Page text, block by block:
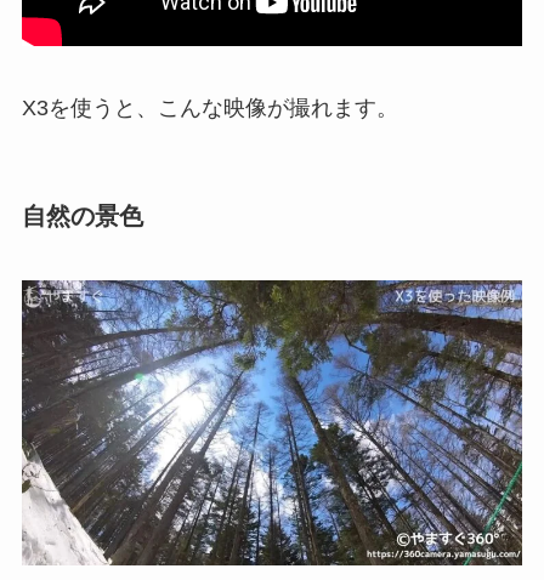
X3を使うと、こんな映像が撮れます。
自然の景色